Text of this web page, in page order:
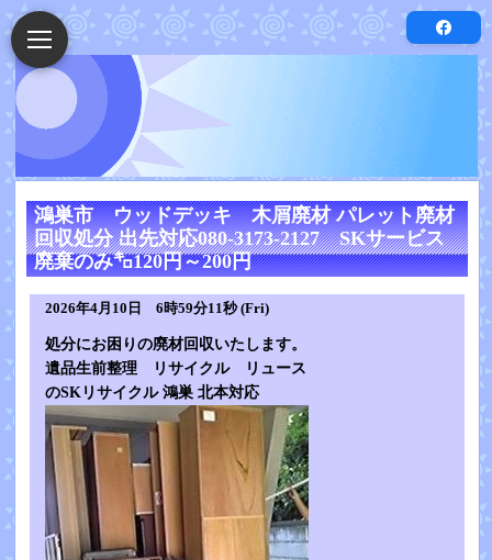
鴻巣市 ウッドデッキ 木屑廃材 パレット廃材
回収処分 出先対応080-3173-2127 SKサービス
廃棄のみ㌔120円～200円
2026年4月10日 6時59分11秒 (Fri)
処分にお困りの廃材回収いたします。
遺品生前整理 リサイクル リュース
のSKリサイクル 鴻巣 北本対応